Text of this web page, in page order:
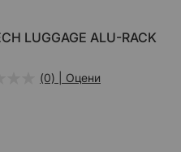
LUGGAGE ALU-RACK
(0) | Оцени